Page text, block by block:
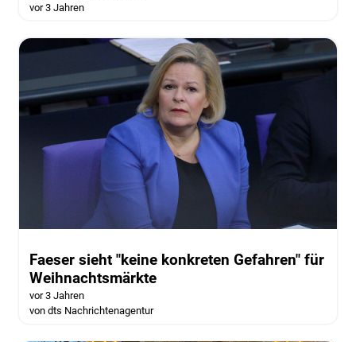
vor 3 Jahren
Faeser sieht "keine konkreten Gefahren" für
Weihnachtsmärkte
vor 3 Jahren
von dts Nachrichtenagentur